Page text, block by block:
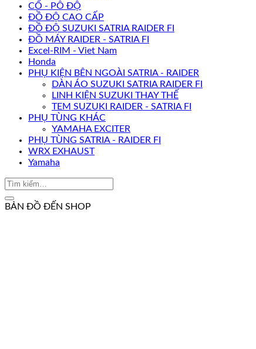
CỔ - PÔ ĐỘ
ĐỒ ĐỘ CAO CẤP
ĐỒ ĐỘ SUZUKI SATRIA RAIDER FI
ĐỒ MÁY RAIDER - SATRIA FI
Excel-RIM - Viet Nam
Honda
PHỤ KIỆN BÊN NGOÀI SATRIA - RAIDER
DÀN ÁO SUZUKI SATRIA RAIDER FI
LINH KIỆN SUZUKI THAY THẾ
TEM SUZUKI RAIDER - SATRIA FI
PHỤ TÙNG KHÁC
YAMAHA EXCITER
PHỤ TÙNG SATRIA - RAIDER FI
WRX EXHAUST
Yamaha
BẢN ĐỒ ĐẾN SHOP